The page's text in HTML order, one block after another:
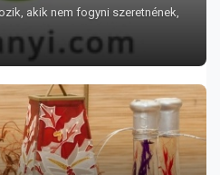
akik nem fogyni szeretnének,